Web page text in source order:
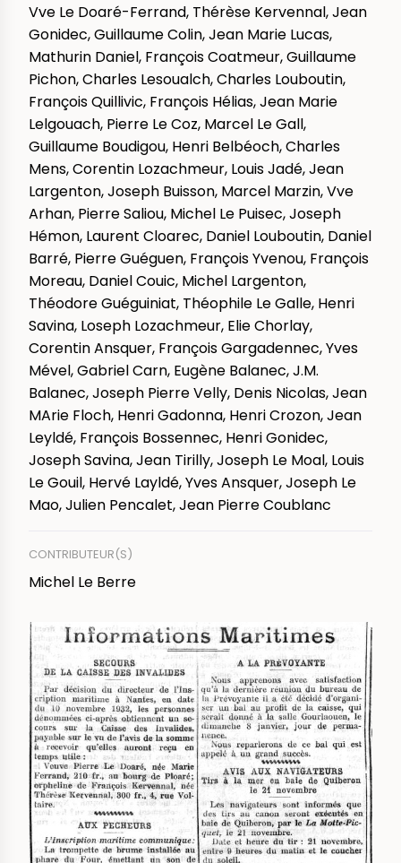
Vve Le Doaré-Ferrand, Thérèse Kervennal, Jean
Gonidec, Guillaume Colin, Jean Marie Lucas,
Mathurin Daniel, François Coatmeur, Guillaume
Pichon, Charles Lesoualch, Charles Louboutin,
François Quillivic, François Hélias, Jean Marie
Lelgouach, Pierre Le Coz, Marcel Le Gall,
Guillaume Boudigou, Henri Belbéoch, Charles
Mens, Corentin Lozachmeur, Louis Jadé, Jean
Largenton, Joseph Buisson, Marcel Marzin, Vve
Arhan, Pierre Saliou, Michel Le Puisec, Joseph
Hémon, Laurent Cloarec, Daniel Louboutin, Daniel
Barré, Pierre Guéguen, François Yvenou, François
Moreau, Daniel Couic, Michel Largenton,
Théodore Guéguiniat, Théophile Le Galle, Henri
Savina, Loseph Lozachmeur, Elie Chorlay,
Corentin Ansquer, François Gargadennec, Yves
Mével, Gabriel Carn, Eugène Balanec, J.M.
Balanec, Joseph Pierre Velly, Denis Nicolas, Jean
MArie Floch, Henri Gadonna, Henri Crozon, Jean
Leyldé, François Bossennec, Henri Gonidec,
Joseph Savina, Jean Tirilly, Joseph Le Moal, Louis
Le Gouil, Hervé Layldé, Yves Ansquer, Joseph Le
Mao, Julien Pencalet, Jean Pierre Coublanc
CONTRIBUTEUR(S)
Michel Le Berre
IMAGE